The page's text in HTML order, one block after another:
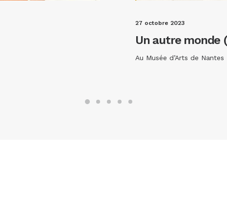
27 octobre 2023
Un autre monde
Au Musée d’Arts de Nantes